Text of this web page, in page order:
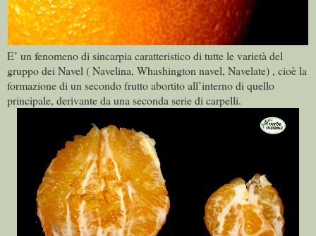
E’ un fenomeno di sincarpia caratteristico di tutte le varietà del
gruppo dei Navel ( Navelina, Whashington navel, Navelate) , cioè la
formazione di un secondo frutto abortito all’interno di quello
principale, derivante da una seconda serie di carpelli.